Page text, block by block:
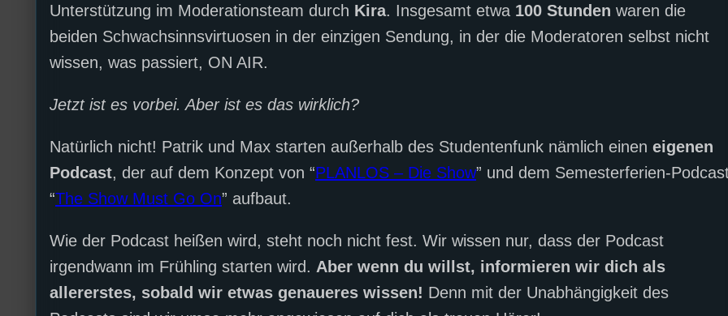
Unterstützung im Moderationsteam durch Kira. Insgesamt etwa 100 Stunden waren die
beiden Schwachsinnsvirtuosen in der einzigen Sendung, in der die Moderatoren selbst nicht
wissen, was passiert, ON AIR.
Jetzt ist es vorbei. Aber ist es das wirklich?
Natürlich nicht! Patrik und Max starten außerhalb des Studentenfunk nämlich einen eigenen
Podcast, der auf dem Konzept von “PLANLOS – Die Show” und dem Semesterferien-
“The Show Must Go On” aufbaut.
Wie der Podcast heißen wird, steht noch nicht fest. Wir wissen nur, dass der Podcast
irgendwann im Frühling starten wird. Aber wenn du willst, informieren wir dich als
allererstes, sobald wir etwas genaueres wissen! Denn mit der Unabhängigkeit des